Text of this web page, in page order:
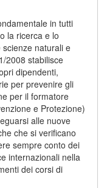
in tutti
la ricerca e lo
naturali e
2008 stabilisce
dipendenti,
per prevenire gli
per il formatore
e Protezione)
alle nuove
che si verificano
sempre conto dei
internazionali nella
dei corsi di